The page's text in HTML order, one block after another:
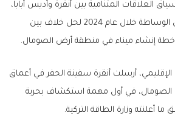
العلاقات المتنامية بين أنقرة وأديس أبابا،
حيث لعبت تركيا دوراً في الوساطة خلال عام 2024 لحل خلاف بين
خطة إنشاء ميناء في منطقة أرض الصومال.
أرسلت أنقرة سفينة الحفر في أعماق
الصومال، في أول مهمة استكشاف بحرية
أعلنته وزارة الطاقة التركية.